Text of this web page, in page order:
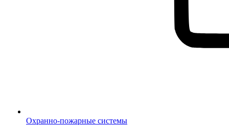
Охранно-пожарные системы